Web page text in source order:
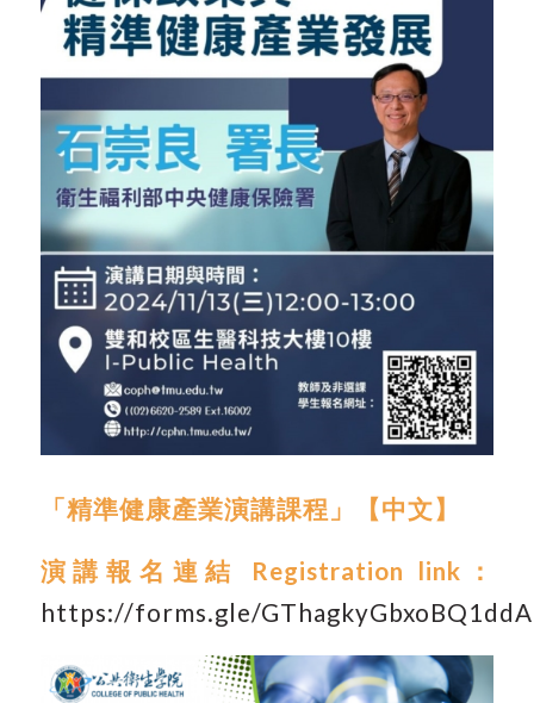
「精準健康產業演講課程 」【中文】
演講報名連結 Registration link ：
https://forms.gle/GThagkyGbxoBQ1ddA